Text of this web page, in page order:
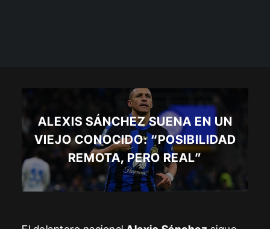
ALEXIS SÁNCHEZ SUENA EN UN
VIEJO CONOCIDO: “POSIBILIDAD
REMOTA, PERO REAL”